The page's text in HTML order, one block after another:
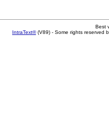
Best
IntraText®(V89) - Some rights reserved